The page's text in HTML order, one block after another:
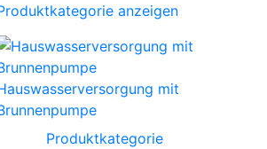
anzeigen
mit
Produktkategorie